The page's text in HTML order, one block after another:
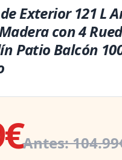
Exterior 121 L
con 4
Patio Balcón
Antes: